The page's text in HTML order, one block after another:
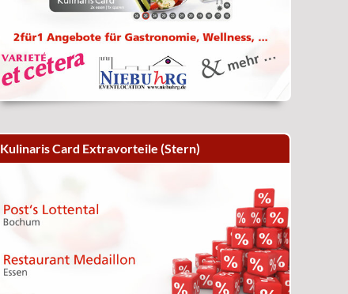
Kulinaris Card Extravorteile (Stern)